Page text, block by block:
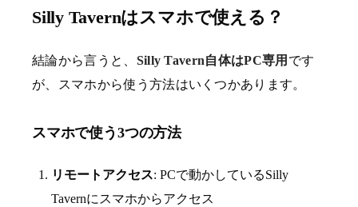
Silly Tavernはスマホで使える？
結論から言うと、 Silly Tavern自体はPC専用 です
が、スマホから使う方法はいくつかあります。
スマホで使う3つの方法
リモートアクセス: PCで動かしているSilly
Tavernにスマホからアクセス